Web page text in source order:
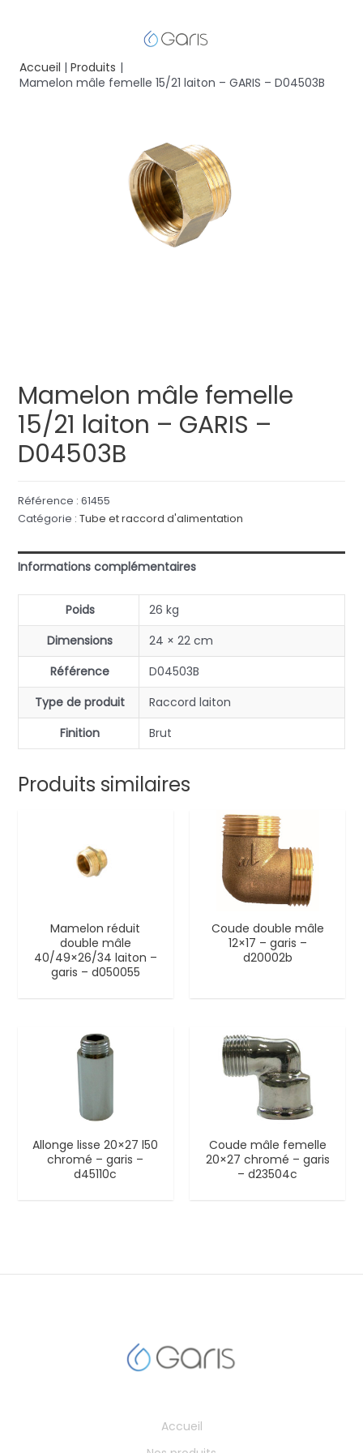
Accueil
Produits
Mamelon mâle femelle 15/21 laiton – GARIS – D04503B
Mamelon mâle femelle
15/21 laiton – GARIS –
D04503B
Référence : 61455
Catégorie : Tube et raccord d'alimentation
Informations complémentaires
Poids
26 kg
Dimensions
24 × 22 cm
Référence
D04503B
Type de produit
Raccord laiton
Finition
Brut
Produits similaires
Mamelon réduit
double mâle
40/49×26/34 laiton –
garis – d050055
Coude double mâle
12×17 – garis –
d20002b
Allonge lisse 20×27 l50
chromé – garis –
d45110c
Coude mâle femelle
20×27 chromé – garis
– d23504c
Accueil